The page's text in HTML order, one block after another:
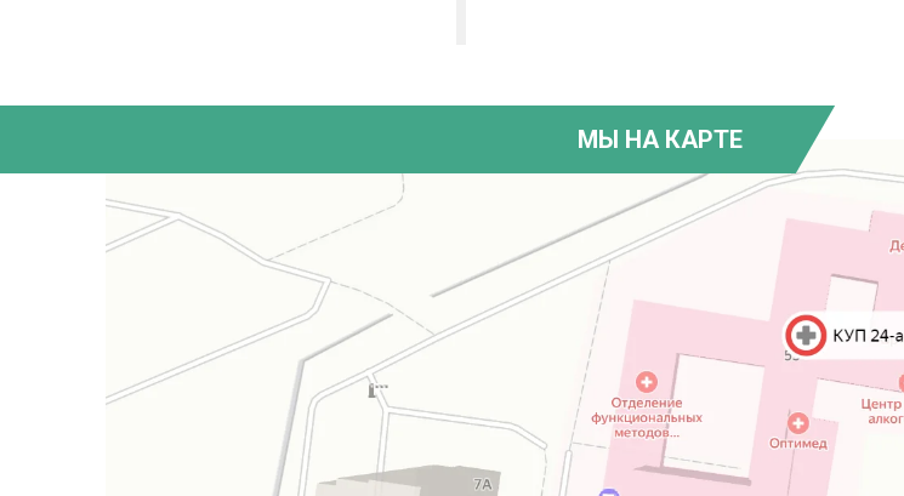
МЫ НА КАРТЕ